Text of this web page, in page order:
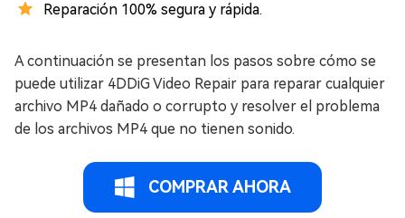
Reparación 100% segura y rápida.
A continuación se presentan los pasos sobre cómo se
puede utilizar 4DDiG Video Repair para reparar cualquier
archivo MP4 dañado o corrupto y resolver el problema
de los archivos MP4 que no tienen sonido.
COMPRAR AHORA